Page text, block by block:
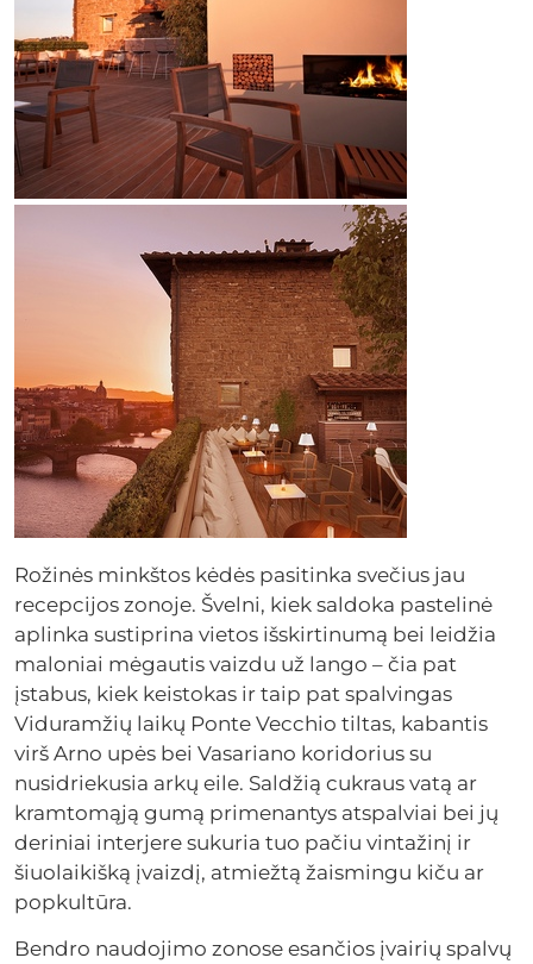
Rožinės minkštos kėdės pasitinka svečius jau
recepcijos zonoje. Švelni, kiek saldoka pastelinė
aplinka sustiprina vietos išskirtinumą bei leidžia
maloniai mėgautis vaizdu už lango – čia pat
įstabus, kiek keistokas ir taip pat spalvingas
Viduramžių laikų Ponte Vecchio tiltas, kabantis
virš Arno upės bei Vasariano koridorius su
nusidriekusia arkų eile. Saldžią cukraus vatą ar
kramtomąją gumą primenantys atspalviai bei jų
deriniai interjere sukuria tuo pačiu vintažinį ir
šiuolaikišką įvaizdį, atmiežtą žaismingu kiču ar
popkultūra.
Bendro naudojimo zonose esančios įvairių spalvų